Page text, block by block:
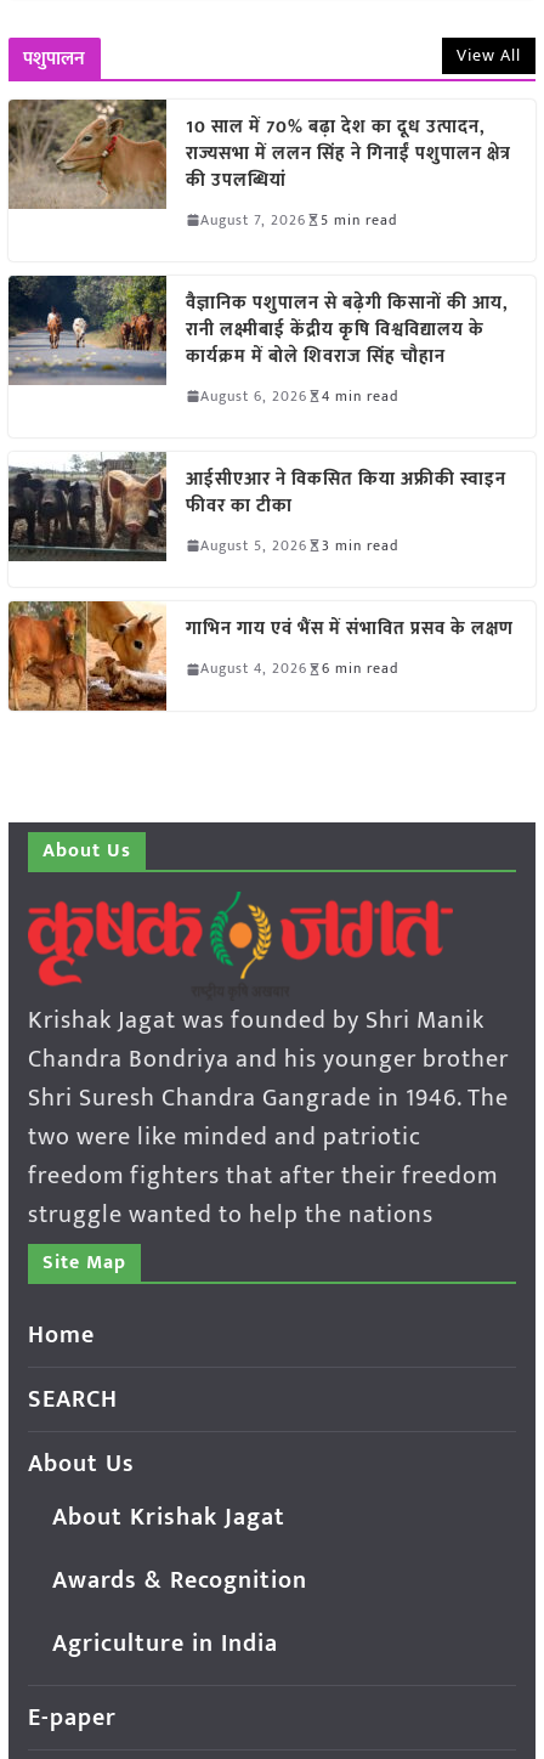
पशुपालन View All
10 साल में 70% बढ़ा देश का दूध उत्पादन,
राज्यसभा में ललन सिंह ने गिनाईं पशुपालन क्षेत्र
की उपलब्धियां
August 7, 2026 5 min read
वैज्ञानिक पशुपालन से बढ़ेगी किसानों की आय,
रानी लक्ष्मीबाई केंद्रीय कृषि विश्वविद्यालय के
कार्यक्रम में बोले शिवराज सिंह चौहान
August 6, 2026 4 min read
आईसीएआर ने विकसित किया अफ्रीकी स्वाइन
फीवर का टीका
August 5, 2026 3 min read
गाभिन गाय एवं भैंस में संभावित प्रसव के लक्षण
August 4, 2026 6 min read
About Us
Krishak Jagat was founded by Shri Manik
Chandra Bondriya and his younger brother
Shri Suresh Chandra Gangrade in 1946. The
two were like minded and patriotic
freedom fighters that after their freedom
struggle wanted to help the nations
Site Map
Home
SEARCH
About Us
About Krishak Jagat
Awards & Recognition
Agriculture in India
E-paper